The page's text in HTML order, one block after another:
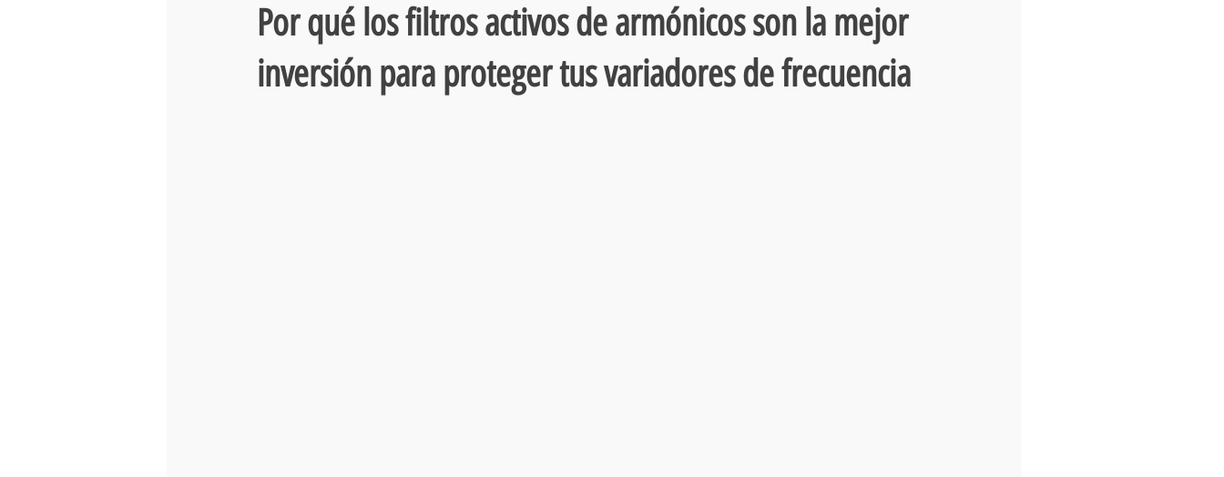
Por qué los filtros activos de armónicos son la mejor
inversión para proteger tus variadores de frecuencia